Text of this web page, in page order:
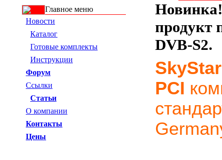
Главное меню
Новости
Каталог
Готовые комплекты
Инструкции
Форум
Ссылки
Статьи
О компании
Контакты
Цены
продукт
DVB-S2.
PCI